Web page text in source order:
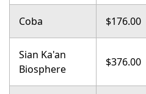
Coba $176.00
Sian Ka'an
Biosphere
$376.00